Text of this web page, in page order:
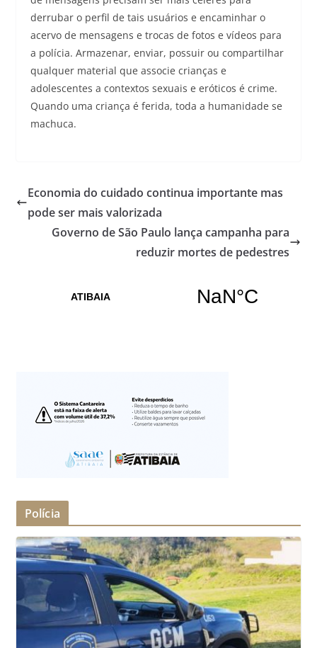
derrubar o perfil de tais usuários e encaminhar o
acervo de mensagens e trocas de fotos e vídeos para
a polícia. Armazenar, enviar, possuir ou compartilhar
qualquer material que associe crianças e
adolescentes a contextos sexuais e eróticos é crime.
Quando uma criança é ferida, toda a humanidade se
machuca.
Economia do cuidado continua importante mas
pode ser mais valorizada
Governo de São Paulo lança campanha para
reduzir mortes de pedestres
Polícia